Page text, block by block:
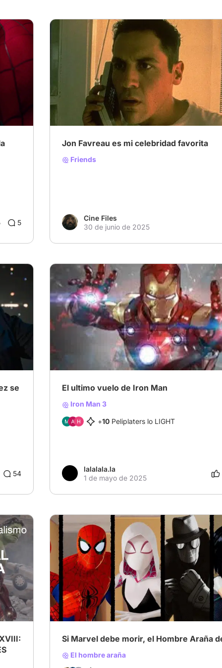
5
Jon Favreau es mi celebridad favorita
Friends
Cine Files
30 de junio de 2025
se
54
El ultimo vuelo de Iron Man
Iron Man 3
+10 Peliplaters lo LIGHT
lalalala.la
1 de mayo de 2025
Si Marvel debe morir, el Hombre Araña
El hombre araña